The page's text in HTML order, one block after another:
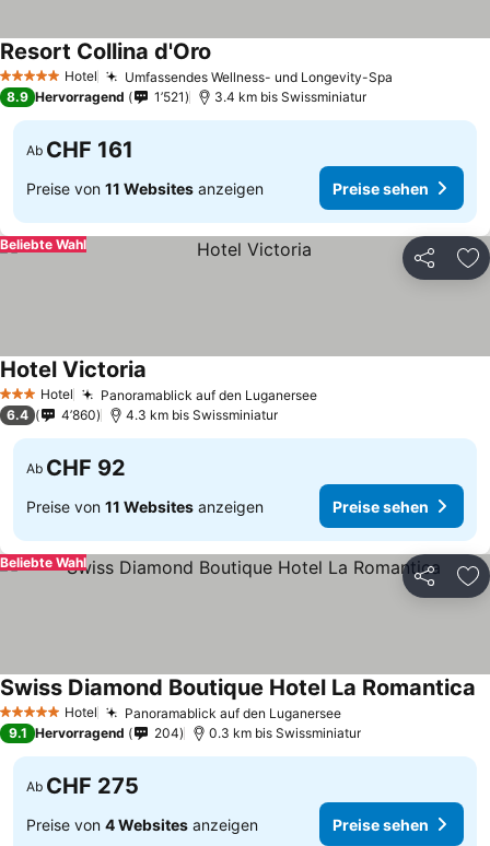
5 Sterne Hotel Umfassendes Wellness- und Longevity-Spa
Resort Collina d'Oro
8.9 Hervorragend 1’521 3.4 km bis Swissminiatur
Ab CHF 161
Preise von 11 Websites anzeigen Preise sehen
Teilen
Beliebte Wahl
3 SterneHotel Panoramablick auf den LuganerseePreise sehen
Hotel Victoria
6.4 4’860 4.3 km bis Swissminiatur
Ab CHF 92
Preise von 11 Websites anzeigen Preise sehen
Teilen
Beliebte Wahl
5 Sterne Hotel Panoramablick auf den LuganerseePreise sehen
Swiss Diamond Boutique Hotel La Romantica
9.1 Hervorragend 204 0.3 km bis Swissminiatur
Ab CHF 275
Preise von 4 Websites anzeigen Preise sehen